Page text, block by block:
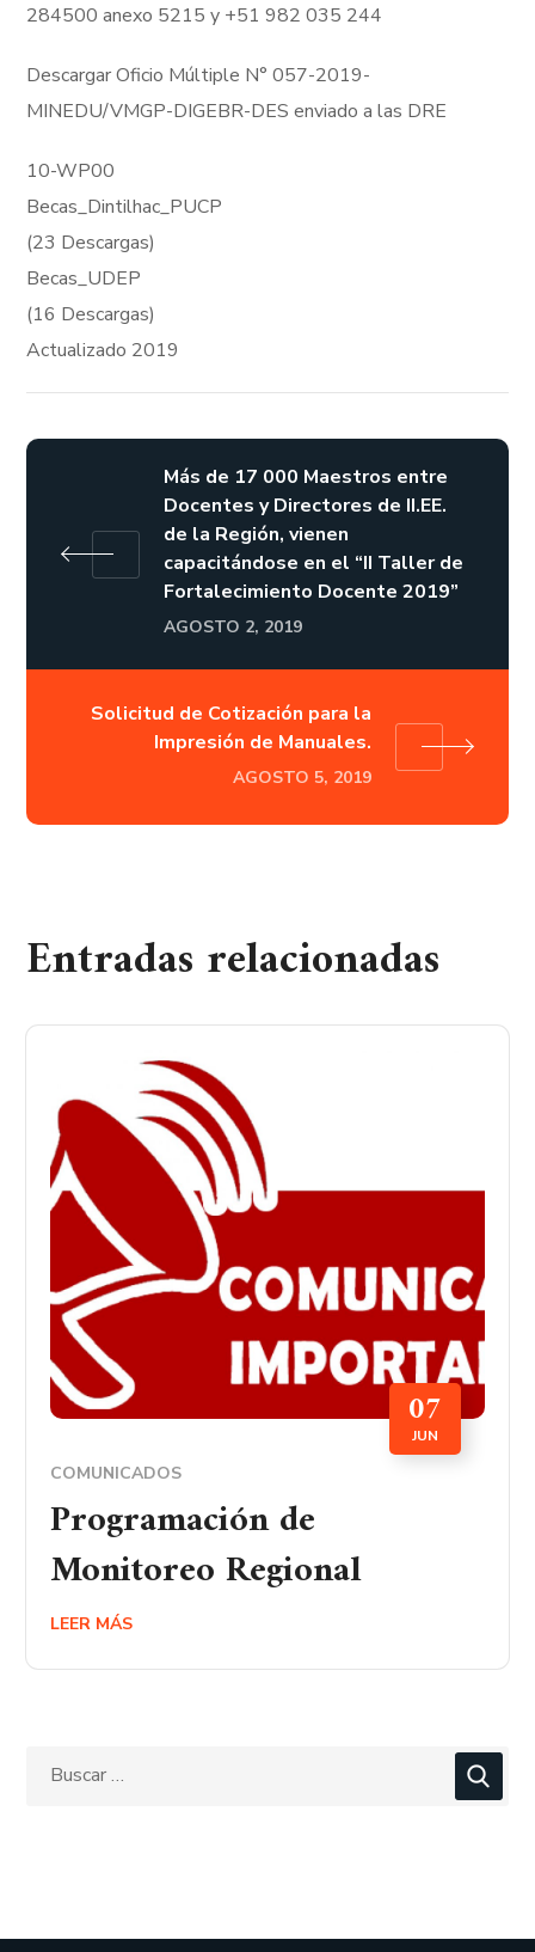
284500 anexo 5215 y +51 982 035 244
Descargar Oficio Múltiple N° 057-2019-
MINEDU/VMGP-DIGEBR-DES enviado a las DRE
10-WP00
Becas_Dintilhac_PUCP
(23 Descargas)
Becas_UDEP
(16 Descargas)
Actualizado 2019
Más de 17 000 Maestros entre
Docentes y Directores de II.EE.
de la Región, vienen
capacitándose en el “II Taller de
Fortalecimiento Docente 2019”
AGOSTO 2, 2019
Solicitud de Cotización para la
Impresión de Manuales.
AGOSTO 5, 2019
Entradas relacionadas
07
JUN
COMUNICADOS
Programación de
Monitoreo Regional
LEER MÁS